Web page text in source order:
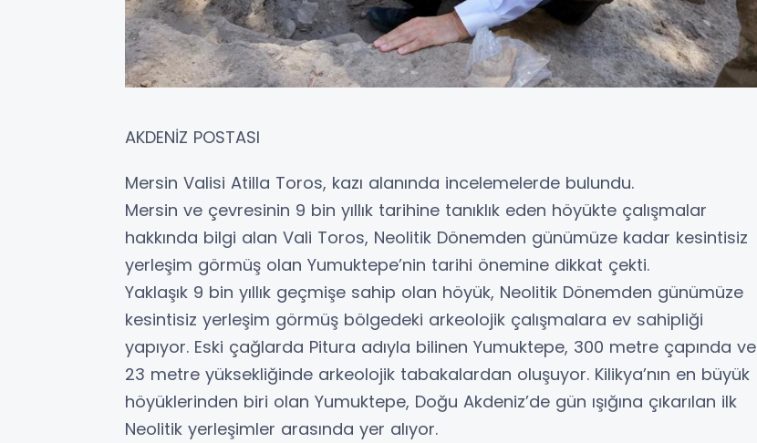
AKDENİZ POSTASI
Mersin Valisi Atilla Toros, kazı alanında incelemelerde bulundu.
Mersin ve çevresinin 9 bin yıllık tarihine tanıklık eden höyükte çalışmalar
hakkında bilgi alan Vali Toros, Neolitik Dönemden günümüze kadar kesintisiz
yerleşim görmüş olan Yumuktepe’nin tarihi önemine dikkat çekti.
Yaklaşık 9 bin yıllık geçmişe sahip olan höyük, Neolitik Dönemden günümüze
kesintisiz yerleşim görmüş bölgedeki arkeolojik çalışmalara ev sahipliği
yapıyor. Eski çağlarda Pitura adıyla bilinen Yumuktepe, 300 metre çapında ve
23 metre yüksekliğinde arkeolojik tabakalardan oluşuyor. Kilikya’nın en büyük
höyüklerinden biri olan Yumuktepe, Doğu Akdeniz’de gün ışığına çıkarılan ilk
Neolitik yerleşimler arasında yer alıyor.